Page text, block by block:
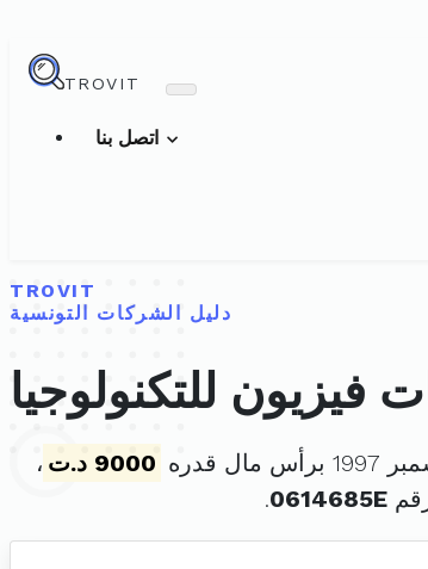
TROVIT
TROVIT
دليل الشركات التونسية
فيزيون للتكنولوجيا
9000 د.ت
،
0614685E
.